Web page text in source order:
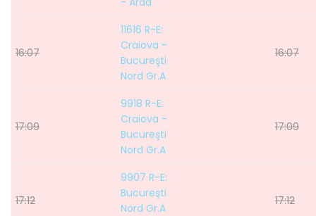
16:07
11616 R-E:
Craiova -
Bucureşti
Nord Gr.A
16:07
17:09
9918 R-E:
Craiova -
Bucureşti
Nord Gr.A
17:09
17:12
9907 R-E:
Bucureşti
Nord Gr.A
17:12